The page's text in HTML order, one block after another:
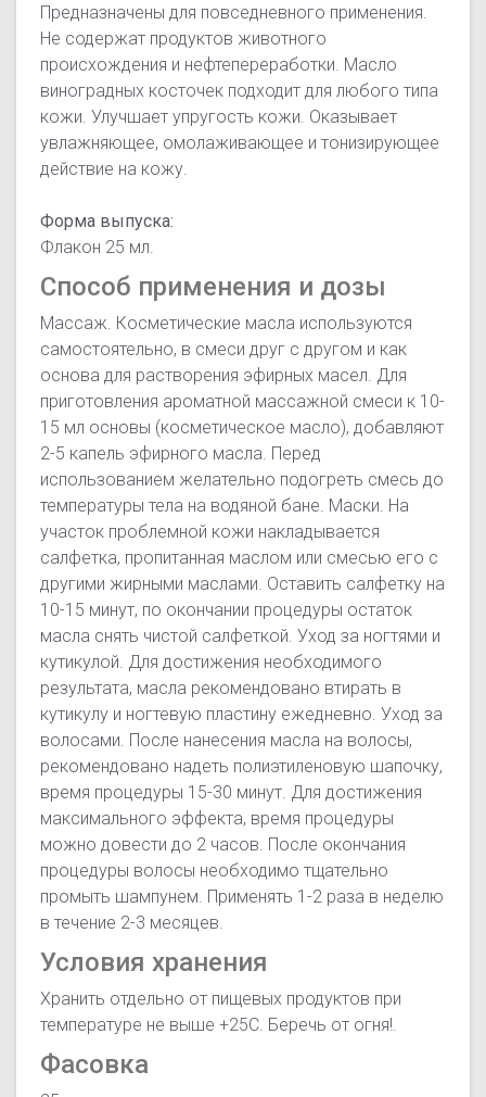
Предназначены для повседневного применения.
Не содержат продуктов животного
происхождения и нефтепереработки. Масло
виноградных косточек подходит для любого типа
кожи. Улучшает упругость кожи. Оказывает
увлажняющее, омолаживающее и тонизирующее
действие на кожу.
Форма выпуска:
Флакон 25 мл.
Способ применения и дозы
Массаж. Косметические масла используются
самостоятельно, в смеси друг с другом и как
основа для растворения эфирных масел. Для
приготовления ароматной массажной смеси к 10-
15 мл основы (косметическое масло), добавляют
2-5 капель эфирного масла. Перед
использованием желательно подогреть смесь до
температуры тела на водяной бане. Маски. На
участок проблемной кожи накладывается
салфетка, пропитанная маслом или смесью его с
другими жирными маслами. Оставить салфетку на
10-15 минут, по окончании процедуры остаток
масла снять чистой салфеткой. Уход за ногтями и
кутикулой. Для достижения необходимого
результата, масла рекомендовано втирать в
кутикулу и ногтевую пластину ежедневно. Уход за
волосами. После нанесения масла на волосы,
рекомендовано надеть полиэтиленовую шапочку,
время процедуры 15-30 минут. Для достижения
максимального эффекта, время процедуры
можно довести до 2 часов. После окончания
процедуры волосы необходимо тщательно
промыть шампунем. Применять 1-2 раза в неделю
в течение 2-3 месяцев.
Условия хранения
Хранить отдельно от пищевых продуктов при
температуре не выше +25С. Беречь от огня!.
Фасовка